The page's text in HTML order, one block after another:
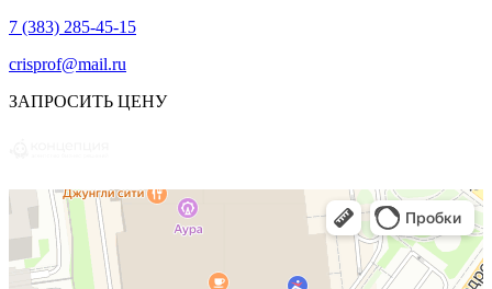
7 (383) 285-45-15
crisprof@mail.ru
ЗАПРОСИТЬ ЦЕНУ